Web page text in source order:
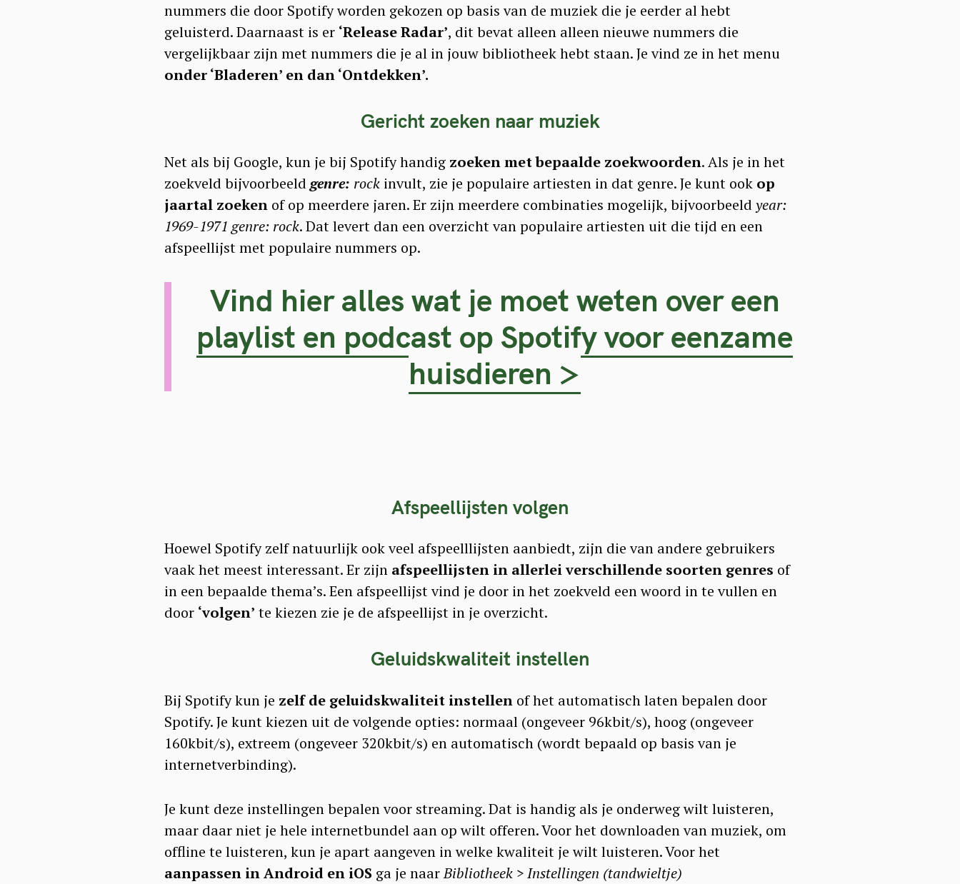
nummers die door Spotify worden gekozen op basis van de muziek die je eerder al hebt
geluisterd. Daarnaast is er ‘Release Radar’, dit bevat alleen alleen nieuwe nummers die
vergelijkbaar zijn met nummers die je al in jouw bibliotheek hebt staan. Je vind ze in het menu
onder ‘Bladeren’ en dan ‘Ontdekken’.
Gericht zoeken naar muziek
Net als bij Google, kun je bij Spotify handigzoeken met bepaalde zoekwoorden. Als je in het
zoekveld bijvoorbeeld genre: rockinvult, zie je populaire artiesten in dat genre. Je kunt ook op
jaartal zoekenof op meerdere jaren. Er zijn meerdere combinaties mogelijk, bijvoorbeeld year:
1969-1971 genre: rock. Dat levert dan een overzicht van populaire artiesten uit die tijd en een
afspeellijst met populaire nummers op.
Vind hier alles wat je moet weten over een
playlist en podcast op Spotify voor eenzame
huisdieren >
Afspeellijsten volgen
Hoewel Spotify zelf natuurlijk ook veel afspeelllijsten aanbiedt, zijn die van andere gebruikers
vaak het meest interessant. Er zijn afspeellijsten in allerlei verschillende soorten genres of
in een bepaalde thema’s. Een afspeellijst vind je door in het zoekveld een woord in te vullen en
door ‘volgen’ te kiezen zie je de afspeellijst in je overzicht.
Geluidskwaliteit instellen
Bij Spotify kun je zelf de geluidskwaliteit instellenof het automatisch laten bepalen door
Spotify. Je kunt kiezen uit de volgende opties: normaal (ongeveer 96kbit/s), hoog (ongeveer
160kbit/s), extreem (ongeveer 320kbit/s) en automatisch (wordt bepaald op basis van je
internetverbinding).
Je kunt deze instellingen bepalen voor streaming. Dat is handig als je onderweg wilt luisteren,
maar daar niet je hele internetbundel aan op wilt offeren. Voor het downloaden van muziek, om
offline te luisteren, kun je apart aangeven in welke kwaliteit je wilt luisteren. Voor het
aanpassen in Android en iOS ga je naarBibliotheek > Instellingen (tandwieltje)
Press Esc to cancel.